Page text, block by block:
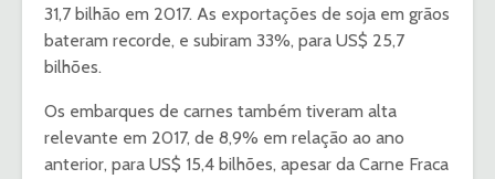
31,7 bilhão em 2017. As exportações de soja em grãos
bateram recorde, e subiram 33%, para US$ 25,7
bilhões.
Os embarques de carnes também tiveram alta
relevante em 2017, de 8,9% em relação ao ano
anterior, para US$ 15,4 bilhões, apesar da Carne Fraca